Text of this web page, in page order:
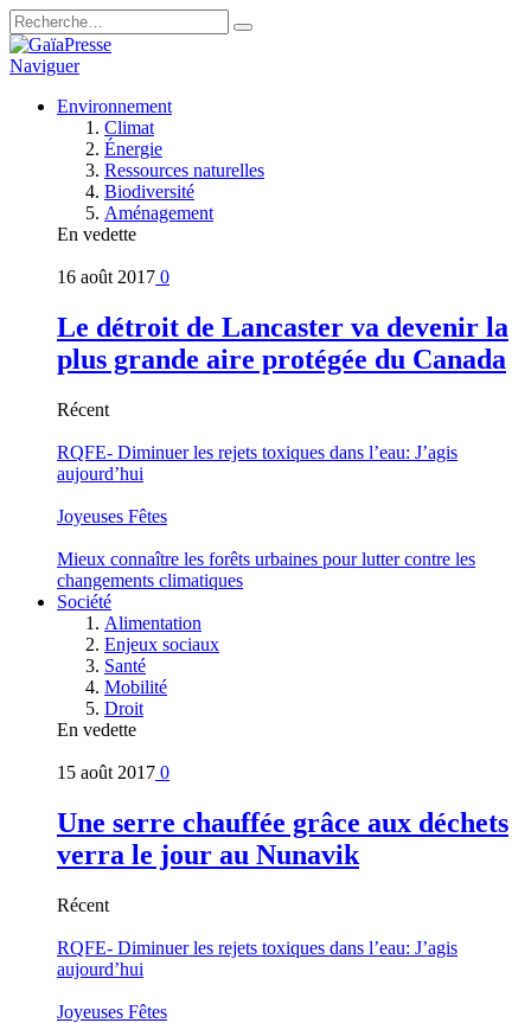
Naviguer
Environnement
Climat
Énergie
Ressources naturelles
Biodiversité
Aménagement
En vedette
16 août 2017 0
Le détroit de Lancaster va devenir la
plus grande aire protégée du Canada
Récent
RQFE- Diminuer les rejets toxiques dans l’eau: J’agis
aujourd’hui
Joyeuses Fêtes
Mieux connaître les forêts urbaines pour lutter contre les
changements climatiques
Société
Alimentation
Enjeux sociaux
Santé
Mobilité
Droit
En vedette
15 août 2017 0
Une serre chauffée grâce aux déchets
verra le jour au Nunavik
Récent
RQFE- Diminuer les rejets toxiques dans l’eau: J’agis
aujourd’hui
Joyeuses Fêtes